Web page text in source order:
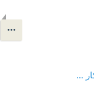
هندسة الجمهور: كيف تغير وسائل الإعلام الأفكار والتصرفات